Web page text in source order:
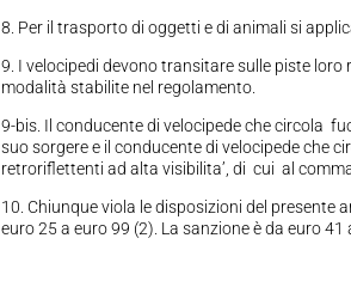
8. Per il trasporto di oggetti e di animali si
9. I velocipedi devono transitare sulle piste
modalità stabilite nel regolamento.
9-bis. Il conducente di velocipede che circola
suo sorgere e il conducente di velocipede
retroriflettenti ad alta visibilita’, di cui al
10. Chiunque viola le disposizioni del
euro 25 a euro 99 (2). La sanzione è da euro